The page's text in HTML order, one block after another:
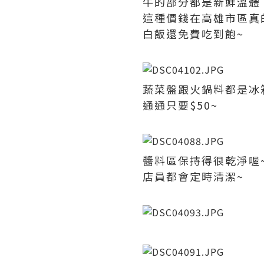
這種價錢在高雄市區真
白飯還免費吃到飽~
蔬菜盤跟火鍋料都是冰
通通只要$50~
醬料區保持得很乾淨喔
店員都會定時清潔~